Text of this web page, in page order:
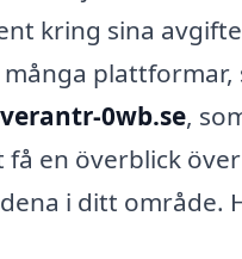
kring sina
plattformar,
0wb.se,
en överblick
i ditt område.